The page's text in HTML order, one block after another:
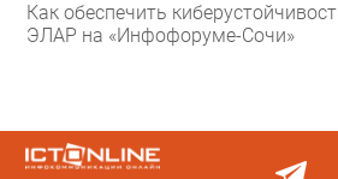
Как обеспечить
ЭЛАР на «Инфофоруме-Сочи»